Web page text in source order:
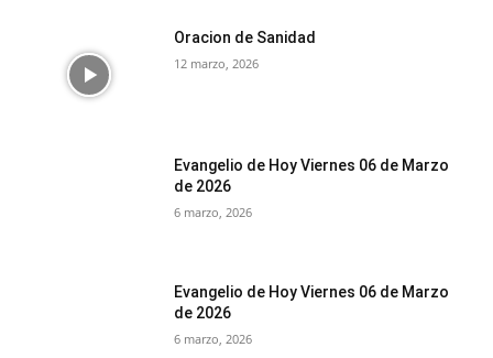
Oracion de Sanidad
12 marzo, 2026
Evangelio de Hoy Viernes 06 de Marzo
de 2026
6 marzo, 2026
Evangelio de Hoy Viernes 06 de Marzo
de 2026
6 marzo, 2026